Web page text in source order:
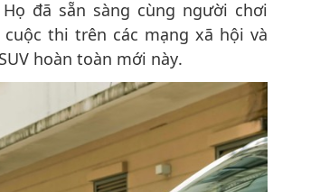
đã sẵn sàng cùng người chơi
thi trên các mạng xã hội và
hoàn toàn mới này.